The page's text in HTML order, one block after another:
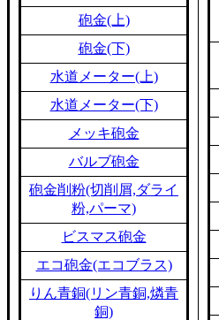
砲金(上)
砲金(下)
水道メーター(上)
水道メーター(下)
メッキ砲金
バルブ砲金
砲金削粉(切削屑,ダライ
粉,パーマ)
ビスマス砲金
エコ砲金(エコブラス)
りん青銅(リン青銅,燐青
銅)